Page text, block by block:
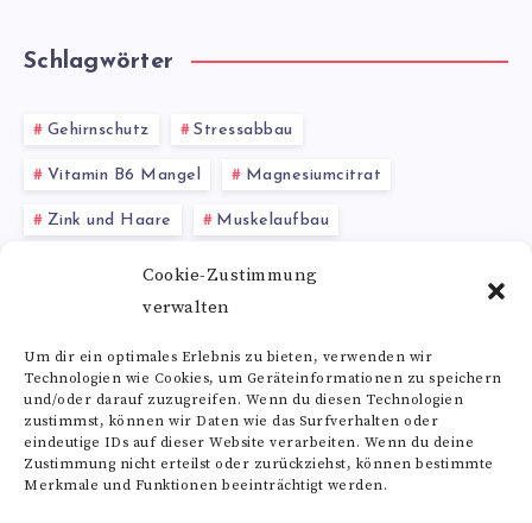
Cookie-Zustimmung
verwalten
Um dir ein optimales Erlebnis zu bieten, verwenden wir
Technologien wie Cookies, um Geräteinformationen zu speichern
und/oder darauf zuzugreifen. Wenn du diesen Technologien
zustimmst, können wir Daten wie das Surfverhalten oder
eindeutige IDs auf dieser Website verarbeiten. Wenn du deine
Zustimmung nicht erteilst oder zurückziehst, können bestimmte
Merkmale und Funktionen beeinträchtigt werden.
Schlagwörter
Gehirnschutz Stressabbau
Vitamin B6 Mangel Magnesiumcitrat
Zink und Haare Muskelaufbau
Lutein Tabletten Spinat
Rutin in Lebensmitteln
Alle Schlagwörter